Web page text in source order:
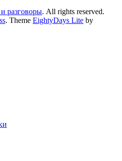
разговоры. All rights reserved.
. Theme EightyDays Lite by